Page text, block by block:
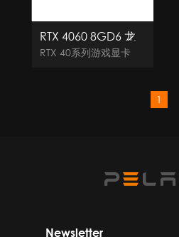
RTX 4060 8GD6 龙
鳞
RTX 40系列游戏显卡
1
Newsletter